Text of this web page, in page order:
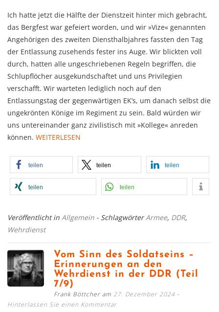
Ich hatte jetzt die Hälfte der Dienstzeit hinter mich gebracht,
das Berg­fest war gefeiert worden, und wir »Vize« genannten
Angehörigen des zweiten Dienst­halb­jahres fassten den Tag
der Entlassung zusehends fester ins Auge. Wir blickten voll
durch, hatten alle ungeschriebenen Regeln begriffen, die
Schlupflöcher ausge­kund­schaftet und uns Privilegien
verschafft. Wir warte­ten lediglich noch auf den
Entlassungstag der gegenwärtigen EK’s, um danach selbst die
un­ge­krön­ten Könige im Regiment zu sein. Bald würden wir
uns unter­ein­ander ganz zivili­stisch mit »Kollege« anreden
können. WEITERLESEN
teilen teilen teilen
teilen teilen
Veröffentlicht in Allgemein - SchlagwörterArmee, DDR,
Wehrdienst
Vom Sinn des Soldatseins –
Erinnerungen an den
Wehrdienst in der DDR (Teil
7/9)
Frank Böttcher am 27. Dezember 2024
Hinterlassen Sie einen Kommentar